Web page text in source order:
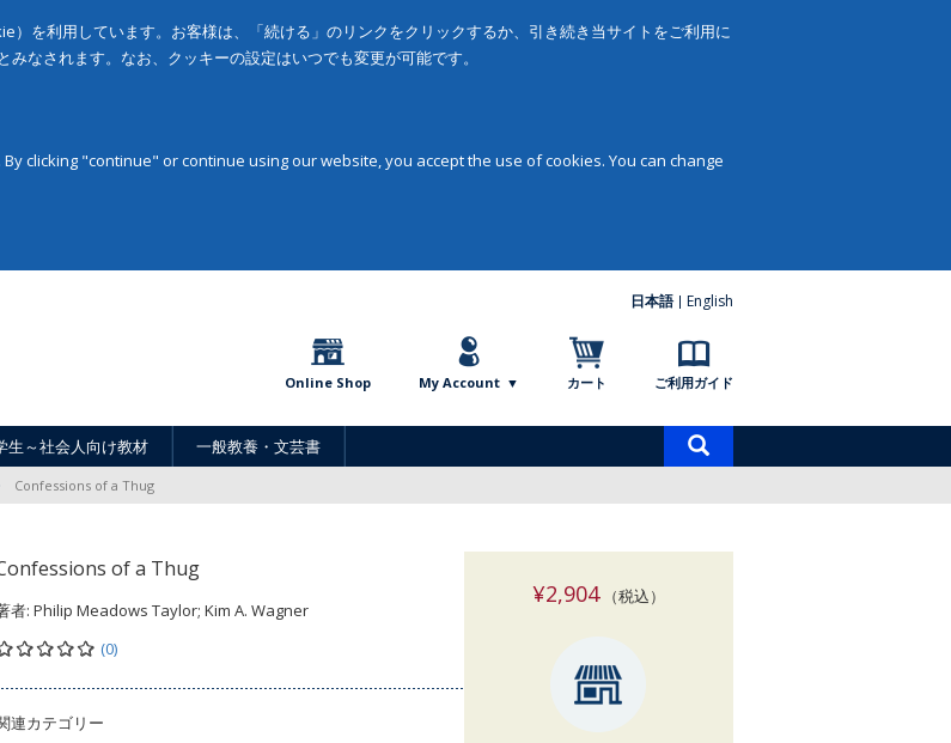
）を利用しています。お客様は、「続ける」のリンクをクリックするか、引き続き当サイトをご利用に
なされます。なお、クッキーの設定はいつでも変更が可能です。
clicking "continue" or continue using our website, you accept the use of cookies. You can change
日本語 English
Online Shop My Account カート ご利用ガイド
生～社会人向け教材 一般教養・文芸書
索
Confessions of a Thug
of a Thug
者: Philip Meadows Taylor; Kim A. Wagner
(0)
連カテゴリー
¥2,904（税込）